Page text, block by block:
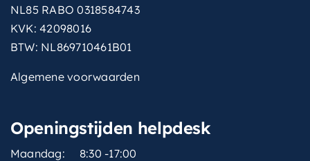
NL85 RABO 0318584743
KVK: 42098016
BTW: NL869710461B01
Algemene voorwaarden
Openingstijden helpdesk
Maandag:
8:30 -17:00